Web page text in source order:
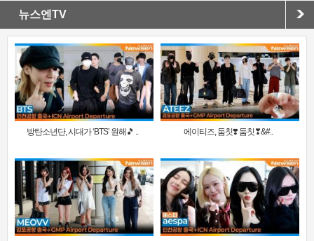
뉴스엔TV
방탄소년단, 시대가 ‘BTS’ 원해🎵 .. 에이티즈, 둠칫❣️ 둠칫❣&#..